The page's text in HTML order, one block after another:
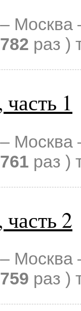
– Москва
782 раз )
1
– Москва
761 раз )
2
– Москва
759 раз )